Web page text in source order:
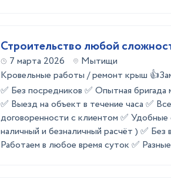
Строительство любой
7 марта 2026
Мытищи
Кровельные работы / ремонт крыш
✅ Без посредников ✅ Опытная бригада
✅ Выезд на объект в течение часа ✅
договоренности с клиентом ✅
наличный и безналичный расчёт ) ✅ Без
Работаем в любое время суток ✅